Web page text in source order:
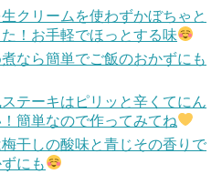
クリームを使わずかぼちゃと
！お手軽でほっとする味
なら簡単でご飯のおかずにも
テーキはピリッと辛くてにん
簡単なので作ってみてね
干しの酸味と青じその香りで
にも